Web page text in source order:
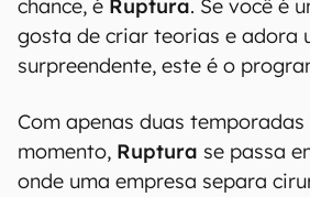
chance, é Ruptura. Se você é
gosta de criar teorias e adora
surpreendente, este é o
Com apenas duas
momento, Ruptura se passa
onde uma empresa separa